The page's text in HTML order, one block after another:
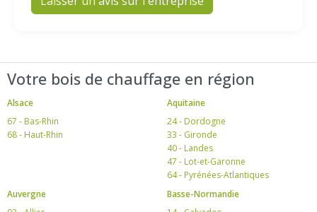
Votre bois de chauffage en région
Alsace
67 - Bas-Rhin
68 - Haut-Rhin
Aquitaine
24 - Dordogne
33 - Gironde
40 - Landes
47 - Lot-et-Garonne
64 - Pyrénées-Atlantiques
Auvergne
Basse-Normandie